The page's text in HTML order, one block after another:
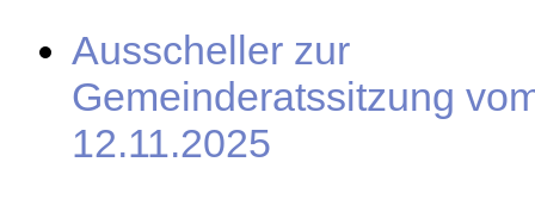
Ausscheller zur
Gemeinderatssitzung
12.11.2025